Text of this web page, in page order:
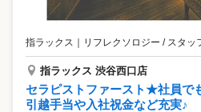
指ラックス ｜ リフレクソロジー / スタッ
指ラックス 渋谷西口店
セラピストファースト★社員で
引越手当や入社祝金など充実♪